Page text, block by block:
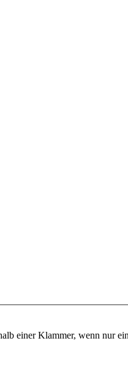
einer Klammer, wenn nur